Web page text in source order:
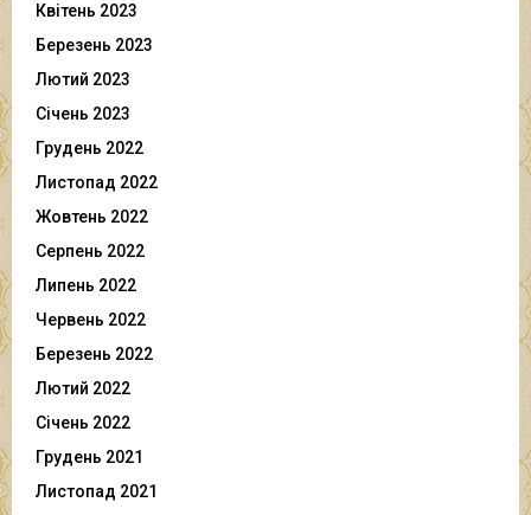
Квітень 2023
Березень 2023
Лютий 2023
Січень 2023
Грудень 2022
Листопад 2022
Жовтень 2022
Серпень 2022
Липень 2022
Червень 2022
Березень 2022
Лютий 2022
Січень 2022
Грудень 2021
Листопад 2021